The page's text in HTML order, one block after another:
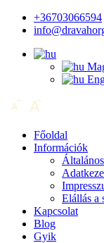
+36703066594
Főoldal
Információk
Elállás a
Kapcsolat
Blog
Gyik